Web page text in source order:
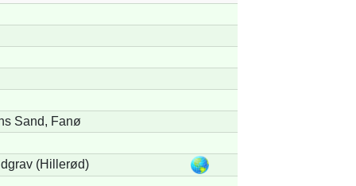
Sand, Fanø
(Hillerød)